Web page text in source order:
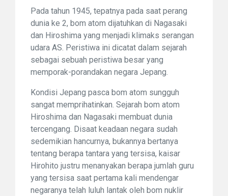
Pada tahun 1945, tepatnya pada saat perang
dunia ke 2, bom atom dijatuhkan di Nagasaki
dan Hiroshima yang menjadi klimaks serangan
udara AS. Peristiwa ini dicatat dalam sejarah
sebagai sebuah peristiwa besar yang
memporak-porandakan negara Jepang.
Kondisi Jepang pasca bom atom sungguh
sangat memprihatinkan. Sejarah bom atom
Hiroshima dan Nagasaki membuat dunia
tercengang. Disaat keadaan negara sudah
sedemikian hancurnya, bukannya bertanya
tentang berapa tantara yang tersisa, kaisar
Hirohito justru menanyakan berapa jumlah guru
yang tersisa saat pertama kali mendengar
negaranya telah luluh lantak oleh bom nuklir